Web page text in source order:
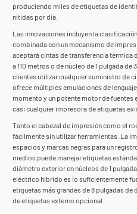
produciendo miles de etiquetas de
nítidas por día.
Las innovaciones incluyen la
combinada con un mecanismo de
aceptará cintas de transferencia térmica
a 110 metros o de núcleo de 1 pulgada
clientes utilizar cualquier suministro de
ofrece múltiples emulaciones de
momento y un potente motor de
casi cualquier impresora de etiquetas
Tanto el cabezal de impresión como el
fácilmente sin utilizar herramientas. La
espacios y marcas negras para un
medios puede manejar etiquetas
diámetro exterior en núcleos de 1
eléctrico híbrido es lo suficientemente
etiquetas más grandes de 8 pulgadas
de etiquetas externo opcional.